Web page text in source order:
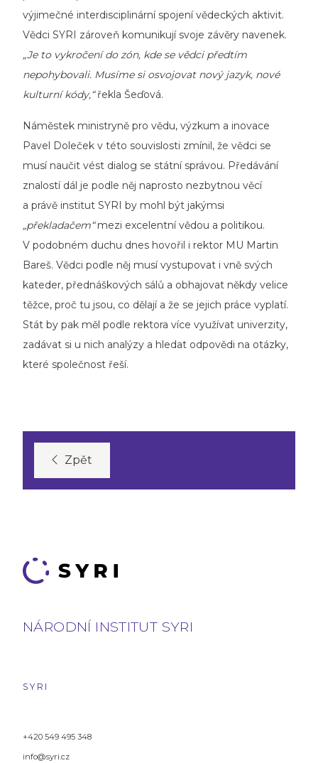
výjimečné interdisciplinární spojení vědeckých aktivit.
Vědci SYRI zároveň komunikují svoje závěry navenek.
„Je to vykročení do zón, kde se vědci předtím
nepohybovali. Musíme si osvojovat nový jazyk, nové
kulturní kódy,“řekla Šeďová.
Náměstek ministryně pro vědu, výzkum a inovace
Pavel Doleček v této souvislosti zmínil, že vědci se
musí naučit vést dialog se státní správou. Předávání
znalostí dál je podle něj naprosto nezbytnou věcí
a právě institut SYRI by mohl být jakýmsi
„překladačem“mezi excelentní vědou a politikou.
V podobném duchu dnes hovořil i rektor MU Martin
Bareš. Vědci podle něj musí vystupovat i vně svých
kateder, přednáškových sálů a obhajovat někdy velice
těžce, proč tu jsou, co dělají a že se jejich práce vyplatí.
Stát by pak měl podle rektora více využívat univerzity,
zadávat si u nich analýzy a hledat odpovědi na otázky,
které společnost řeší.
Zpět
NÁRODNÍ INSTITUT SYRI
SYRI
+420 549 495 348
info@syri.cz